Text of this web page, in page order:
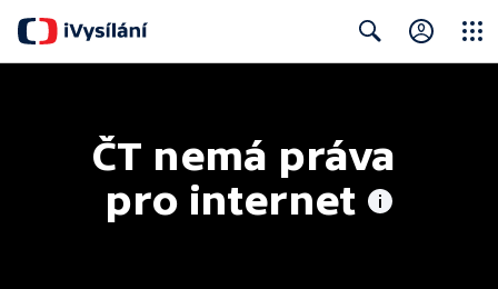
ČT nemá práva
pro internet